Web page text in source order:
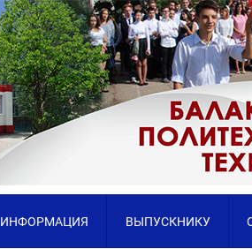
ИНФОРМАЦИЯ ВЫПУСКНИКУ